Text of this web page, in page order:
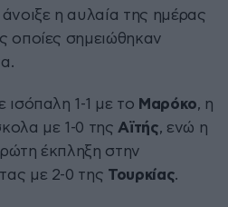
η αυλαία της ημέρας
οποίες σημειώθηκαν
ισόπαλη 1-1 με το Μαρόκο, η
με 1-0 της Αϊτής, ενώ η
έκπληξη στην
με 2-0 της Τουρκίας.